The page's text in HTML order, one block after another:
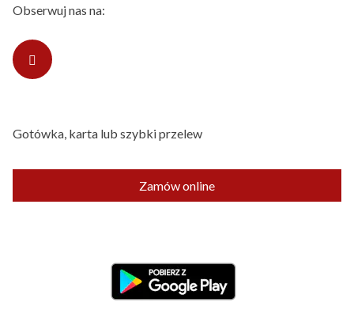
Obserwuj nas na:
Gotówka, karta lub szybki przelew
Zamów online